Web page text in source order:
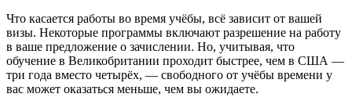
Что касается работы во время учёбы, всё зависит от вашей
визы. Некоторые программы включают разрешение на работу
в ваше предложение о зачислении. Но, учитывая, что
обучение в Великобритании проходит быстрее, чем в США —
три года вместо четырёх, — свободного от учёбы времени у
вас может оказаться меньше, чем вы ожидаете.